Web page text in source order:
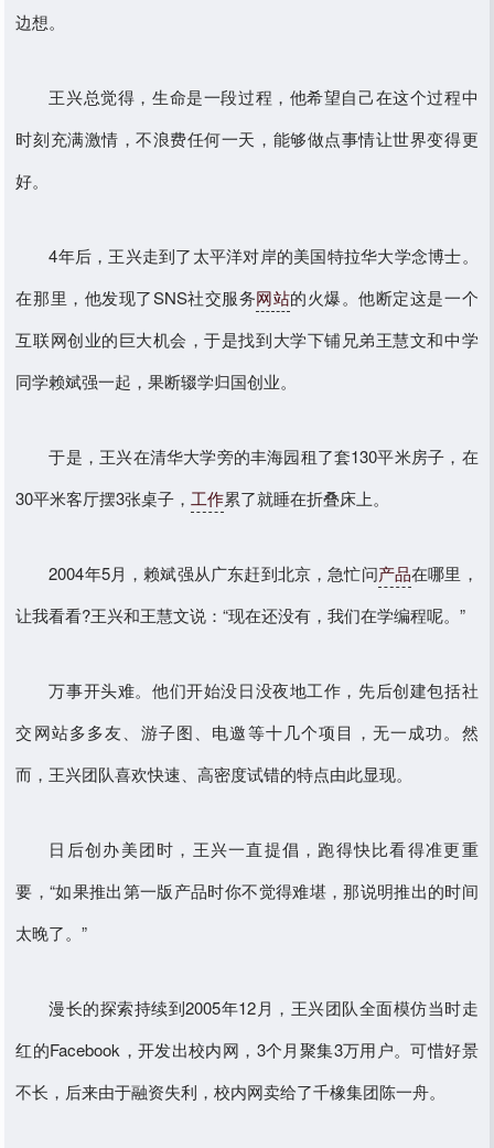
边想。
王兴总觉得，生命是一段过程，他希望自己在这个过程中
时刻充满激情，不浪费任何一天，能够做点事情让世界变得更
好。
4年后，王兴走到了太平洋对岸的美国特拉华大学念博士。
在那里，他发现了SNS社交服务网站的火爆。他断定这是一个
互联网创业的巨大机会，于是找到大学下铺兄弟王慧文和中学
同学赖斌强一起，果断辍学归国创业。
于是，王兴在清华大学旁的丰海园租了套130平米房子，在
30平米客厅摆3张桌子， 工作累了就睡在折叠床上。
2004年5月，赖斌强从广东赶到北京，急忙问产品在哪里，
让我看看?王兴和王慧文说：“现在还没有，我们在学编程呢。”
万事开头难。他们开始没日没夜地工作，先后创建包括社
交网站多多友、游子图、电邀等十几个项目，无一成功。然
而，王兴团队喜欢快速、高密度试错的特点由此显现。
日后创办美团时，王兴一直提倡，跑得快比看得准更重
要，“如果推出第一版产品时你不觉得难堪，那说明推出的时间
太晚了。”
漫长的探索持续到2005年12月，王兴团队全面模仿当时走
红的Facebook，开发出校内网，3个月聚集3万用户。可惜好景
不长，后来由于融资失利，校内网卖给了千橡集团陈一舟。